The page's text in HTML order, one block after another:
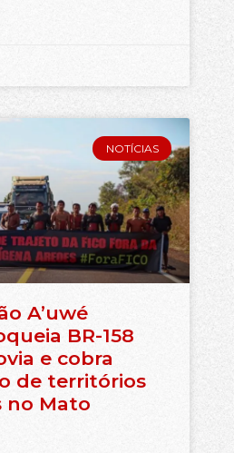
NOTÍCIAS
A’uwé
BR-158
e cobra
de territórios
no Mato